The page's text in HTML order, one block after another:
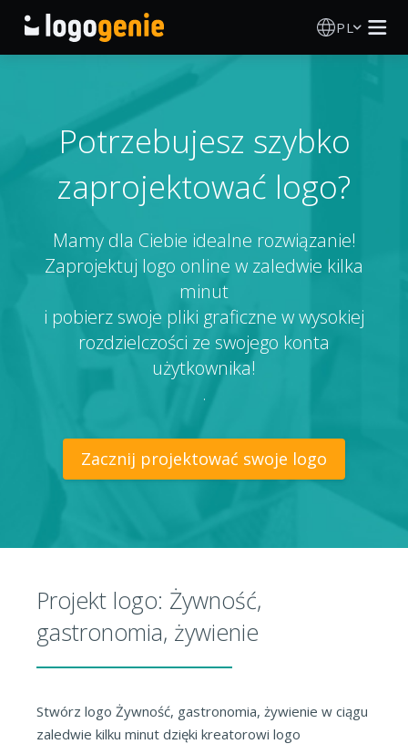
PL
Generator logo AI
Pomysły na logo
Produkty drukowane
O nas
Blog
ZALOGUJ SIĘ
Potrzebujesz szybko
zaprojektować logo?
Mamy dla Ciebie idealne rozwiązanie!
Zaprojektuj logo online w zaledwie kilka
minut
i pobierz swoje pliki graficzne w wysokiej
rozdzielczości ze swojego konta
użytkownika!
.
Zacznij projektować swoje logo
Projekt logo: Żywność,
gastronomia, żywienie
Stwórz logo Żywność, gastronomia, żywienie w ciągu
zaledwie kilku minut dzięki kreatorowi logo